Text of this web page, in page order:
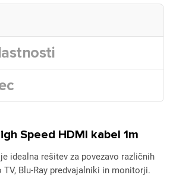
Speed HDMI kabel 1m
idealna rešitev za povezavo različnih
TV, Blu-Ray predvajalniki in monitorji.